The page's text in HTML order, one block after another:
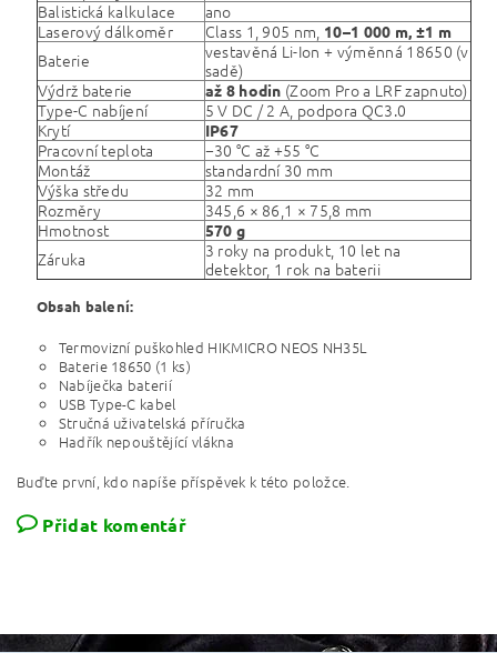
Balistická kalkulace
ano
Laserový dálkoměr
Class 1, 905 nm, 10–1 000 m, ±1 m
Baterie
vestavěná Li-Ion + výměnná 18650 (v
sadě)
Výdrž baterie
až 8 hodin (Zoom Pro a LRF zapnuto)
Type-C nabíjení
5 V DC / 2 A, podpora QC3.0
Krytí
IP67
Pracovní teplota
−30 °C až +55 °C
Montáž
standardní 30 mm
Výška středu
32 mm
Rozměry
345,6 × 86,1 × 75,8 mm
Hmotnost
570 g
Záruka
3 roky na produkt, 10 let na
detektor, 1 rok na baterii
Obsah balení:
Termovizní puškohled HIKMICRO NEOS NH35L
Baterie 18650 (1 ks)
Nabíječka baterií
USB Type-C kabel
Stručná uživatelská příručka
Hadřík nepouštějící vlákna
Buďte první, kdo napíše příspěvek k této položce.
Přidat komentář